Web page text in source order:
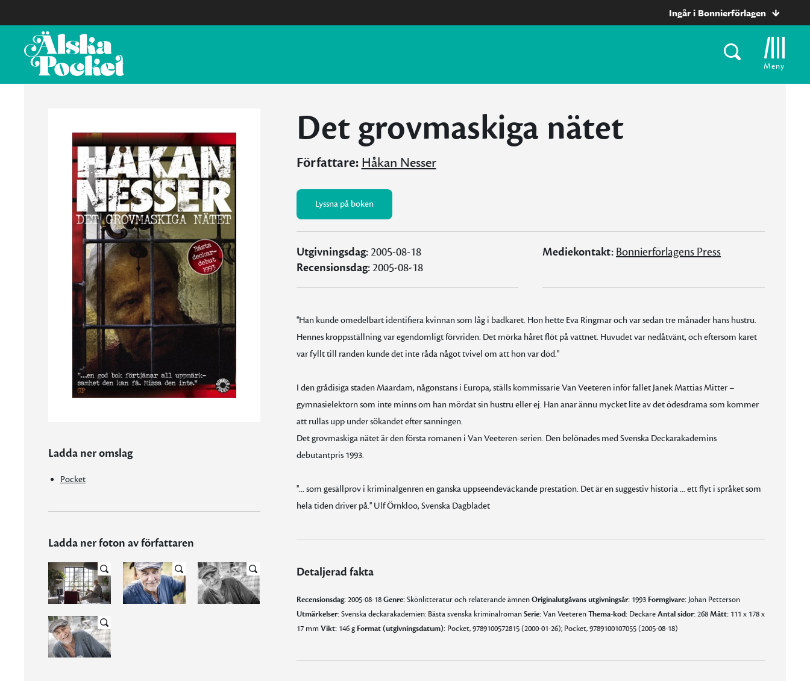
Ingår i Bonnierförlagen
Meny
Ladda ner omslag
Pocket
Ladda ner foton av författaren
Det grovmaskiga nätet
Författare: Håkan Nesser
Lyssna på boken
Utgivningsdag:2005-08-18
Recensionsdag:2005-08-18
Mediekontakt: Bonnierförlagens Press
''Han kunde omedelbart identifiera kvinnan som låg i badkaret. Hon hette Eva Ringmar och var sedan tre månader hans hustru.
Hennes kroppsställning var egendomligt förvriden. Det mörka håret flöt på vattnet. Huvudet var nedåtvänt, och eftersom karet
var fyllt till randen kunde det inte råda något tvivel om att hon var död.''
I den grådisiga staden Maardam, någonstans i Europa, ställs kommissarie Van Veeteren inför fallet Janek Mattias Mitter –
gymnasielektorn som inte minns om han mördat sin hustru eller ej. Han anar ännu mycket lite av det ödesdrama som kommer
att rullas upp under sökandet efter sanningen.
Det grovmaskiga nätet är den första romanen i Van Veeteren-serien. Den belönades med Svenska Deckarakademins
debutantpris 1993.
''... som gesällprov i kriminalgenren en ganska uppseendeväckande prestation. Det är en suggestiv historia ... ett flyt i språket som
hela tiden driver på.'' Ulf Örnkloo, Svenska Dagbladet
Detaljerad fakta
Recensionsdag:2005-08-18Genre:Skönlitteratur och relaterande ämnenOriginalutgåvans utgivningsår:1993 Formgivare:Johan Petterson
Utmärkelser:Svenska deckarakademien: Bästa svenska kriminalromanSerie:Van VeeterenThema-kod:DeckareAntal sidor:268Mått:111 x 178 x
17 mmVikt:146 g Format (utgivningsdatum):Pocket, 9789100572815 (2000-01-26); Pocket, 9789100107055 (2005-08-18)